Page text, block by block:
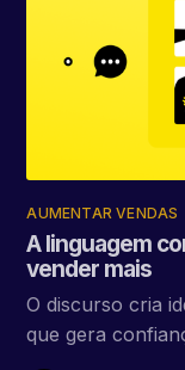
AUMENTAR VENDAS
A linguagem
vender mais
O discurso cria
que gera